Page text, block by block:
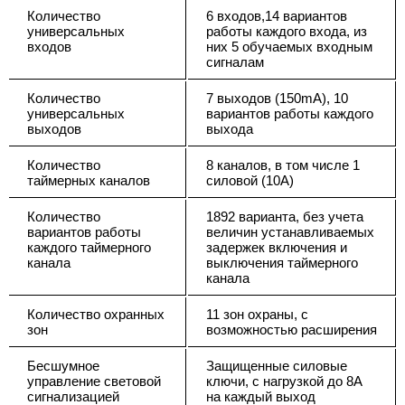
Количество
универсальных
входов
6 входов,14 вариантов
работы каждого входа, из
них 5 обучаемых входным
сигналам
Количество
универсальных
выходов
7 выходов (150mA), 10
вариантов работы каждого
выхода
Количество
таймерных каналов
8 каналов, в том числе 1
силовой (10А)
Количество
вариантов работы
каждого таймерного
канала
1892 варианта, без учета
величин устанавливаемых
задержек включения и
выключения таймерного
канала
Количество охранных
зон
11 зон охраны, с
возможностью расширения
Бесшумное
управление световой
сигнализацией
Защищенные силовые
ключи, с нагрузкой до 8А
на каждый выход